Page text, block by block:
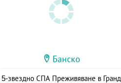
Банско
5-звездно СПА Преживяване в Гранд